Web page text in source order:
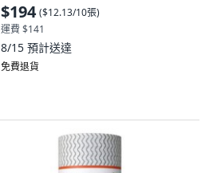
$194 ($12.13/10張)
運費 $141
8/15 預計送達
免費退貨